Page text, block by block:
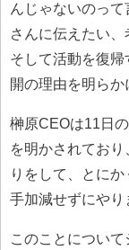
んじゃないのっ
さんに伝えたい、
そして活動を復
開の理由を明らか
榊原CEOは11日
を明かされてお
りをして、とにか
手加減せずにやり
このことについ